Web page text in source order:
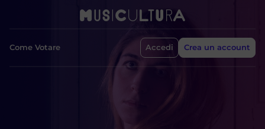
Come Votare Accedi Crea un account